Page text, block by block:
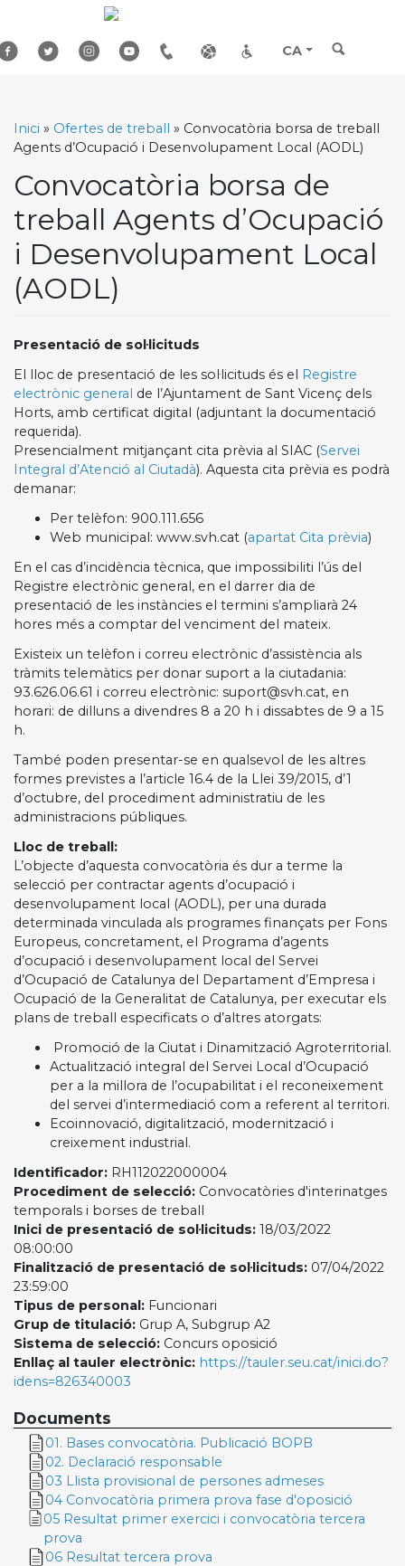
content
CA
Inici » Ofertes de treball » Convocatòria borsa de treball
Agents d’Ocupació i Desenvolupament Local (AODL)
Convocatòria borsa de
treball Agents d’Ocupació
i Desenvolupament Local
(AODL)
Presentació de sol·licituds
El lloc de presentació de les sol·licituds és el Registre
electrònic general de l’Ajuntament de Sant Vicenç dels
Horts, amb certificat digital (adjuntant la documentació
requerida).
Presencialment mitjançant cita prèvia al SIAC (Servei
Integral d’Atenció al Ciutadà). Aquesta cita prèvia es podrà
demanar:
Per telèfon: 900.111.656
Web municipal: www.svh.cat (apartat Cita prèvia)
En el cas d’incidència tècnica, que impossibiliti l’ús del
Registre electrònic general, en el darrer dia de
presentació de les instàncies el termini s’ampliarà 24
hores més a comptar del venciment del mateix.
Existeix un telèfon i correu electrònic d’assistència als
tràmits telemàtics per donar suport a la ciutadania:
93.626.06.61 i correu electrònic: suport@svh.cat, en
horari: de dilluns a divendres 8 a 20 h i dissabtes de 9 a 15
h.
També poden presentar-se en qualsevol de les altres
formes previstes a l’article 16.4 de la Llei 39/2015, d’1
d’octubre, del procediment administratiu de les
administracions públiques.
Lloc de treball:
L’objecte d’aquesta convocatòria és dur a terme la
selecció per contractar agents d’ocupació i
desenvolupament local (AODL), per una durada
determinada vinculada als programes finançats per Fons
Europeus, concretament, el Programa d’agents
d’ocupació i desenvolupament local del Servei
d’Ocupació de Catalunya del Departament d’Empresa i
Ocupació de la Generalitat de Catalunya, per executar els
plans de treball especificats o d’altres atorgats:
Promoció de la Ciutat i Dinamització Agroterritorial.
Actualització integral del Servei Local d’Ocupació
per a la millora de l’ocupabilitat i el reconeixement
del servei d’intermediació com a referent al territori.
Ecoinnovació, digitalització, modernització i
creixement industrial.
Identificador: RH112022000004
Procediment de selecció: Convocatòries d'interinatges
temporals i borses de treball
Inici de presentació de sol·licituds: 18/03/2022
08:00:00
Finalització de presentació de sol·licituds: 07/04/2022
23:59:00
Tipus de personal: Funcionari
Grup de titulació: Grup A, Subgrup A2
Sistema de selecció: Concurs oposició
Enllaç al tauler electrònic: https://tauler.seu.cat/inici.do?
idens=826340003
Documents
01. Bases convocatòria. Publicació BOPB
02. Declaració responsable
03 Llista provisional de persones admeses
04 Convocatòria primera prova fase d'oposició
05 Resultat primer exercici i convocatòria tercera
prova
06 Resultat tercera prova